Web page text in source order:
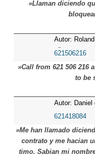
»Llaman diciendo
Autor:
años
621506216
»Call from 621 506
to be
Autor: Daniel
621418084
»Me han llamado
contrato y me hacian
timo. Sabian mi